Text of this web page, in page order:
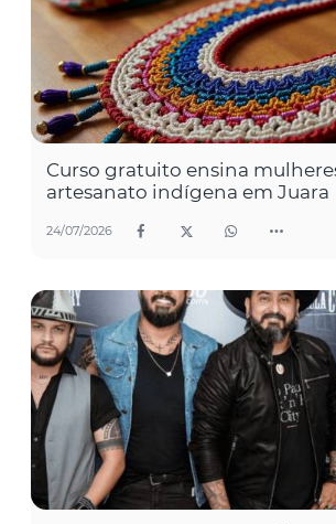
Curso gratuito ensina
artesanato indígena em Juara
24/07/2026